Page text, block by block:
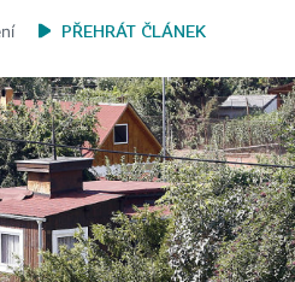
PŘEHRÁT ČLÁNEK